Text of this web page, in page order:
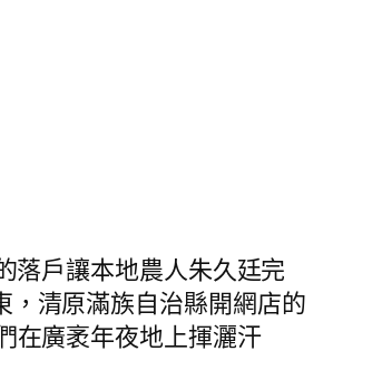
落戶讓本地農人朱久廷完
清原滿族自治縣開網店的
在廣袤年夜地上揮灑汗